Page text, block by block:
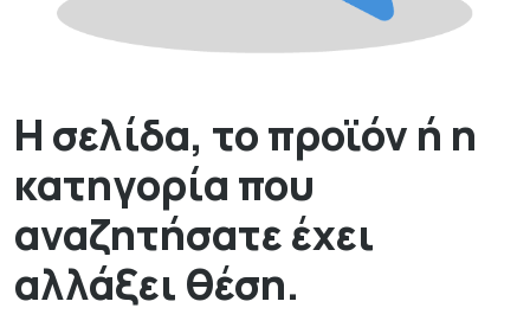
Η σελίδα, το προϊόν ή η
κατηγορία που
αναζητήσατε έχει
αλλάξει θέση.